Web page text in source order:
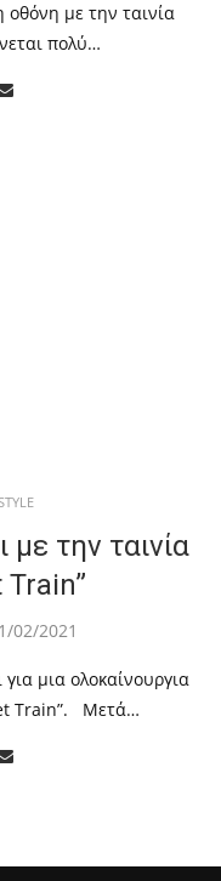
με την ταινία
πολύ…
την ταινία
02/2021
μια ολοκαίνουργια
Train”. Μετά…